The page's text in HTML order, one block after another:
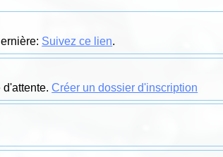
Suivez ce lien.
d'attente.Créer un dossier d'inscription